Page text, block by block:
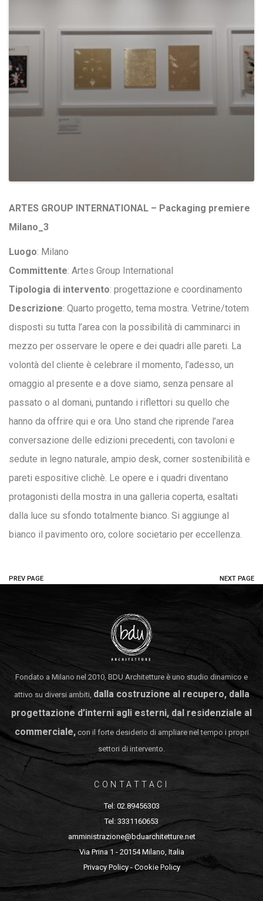
ARTES GROUP INTERNATIONAL – Packaging premiere
Milano_3
Luogo: Milano
Committente: Artes Group International
Tipologia di intervento: progettazione e coordinamento
Descrizione: Quarto progetto, tema mostra. Vetrine/totem
disposti su tutta l’area con la possibilità di camminarci in
mezzo per osservare le opere e dei quadri alle pareti. La
volontà del cliente è celebrare il momento, l’adesso, un
omaggio al presente e a dove siamo, senza pensare al
passato o al domani, puntando i riflettori su quello che
hanno da offrire qui e ora. Uno stand che riprende l’area
conversazione delle edizioni precedenti, con tavoloni e
sedute in legno naturale, ampio desk, corner sostenibilità e
pareti espositive clichè. Le opere e i quadri diventano
protagonisti della mostra in una galleria coperta, esaltati
dalla luce su sfondo totalmente bianco. Si aggiunge al
bianco il pavimento oro, colore societario per eccellenza.
PREV PAGE NEXT PAGE
Fondato a Milano nel 2010, BDU Architetture è uno studio dinamico e
attivo su diversi ambiti, dalla costruzione al recupero, dalla
progettazione d’interni agli esterni, dal residenziale al
commerciale,con il forte desiderio di ampliare nel tempo i propri
settori di intervento.
CONTATTACI
Tel: 02.89456303
Tel: 3331160653
amministrazione@bduarchitetture.net
Via Prina 1 - 20154 Milano, Italia
Privacy Policy-Cookie Policy